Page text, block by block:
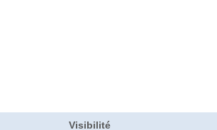
Visibilité